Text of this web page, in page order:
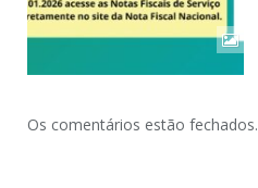
Os comentários estão fechados.